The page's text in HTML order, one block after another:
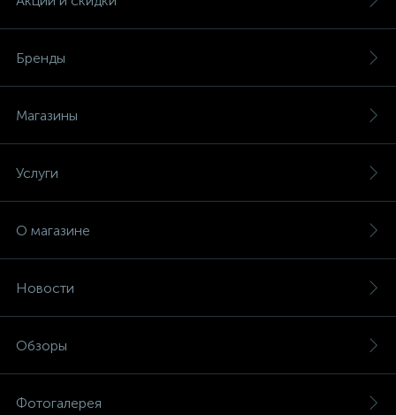
Бренды
Магазины
Услуги
О магазине
Новости
Обзоры
Фотогалерея